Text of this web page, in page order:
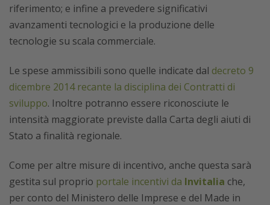
riferimento; e infine a prevedere significativi
avanzamenti tecnologici e la produzione delle
tecnologie su scala commerciale.
Le spese ammissibili sono quelle indicate dal decreto 9
dicembre 2014 recante la disciplina dei Contratti di
sviluppo. Inoltre potranno essere riconosciute le
intensità maggiorate previste dalla Carta degli aiuti di
Stato a finalità regionale.
Come per altre misure di incentivo, anche questa sarà
gestita sul proprio portale incentivi da Invitalia che,
per conto del Ministero delle Imprese e del Made in